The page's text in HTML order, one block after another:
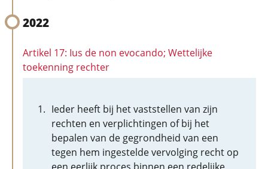
2022
Artikel 17: Ius de non evocando; Wettelijke
toekenning rechter
Ieder heeft bij het vaststellen van zijn
rechten en verplichtingen of bij het
bepalen van de gegrondheid van een
tegen hem ingestelde vervolging recht op